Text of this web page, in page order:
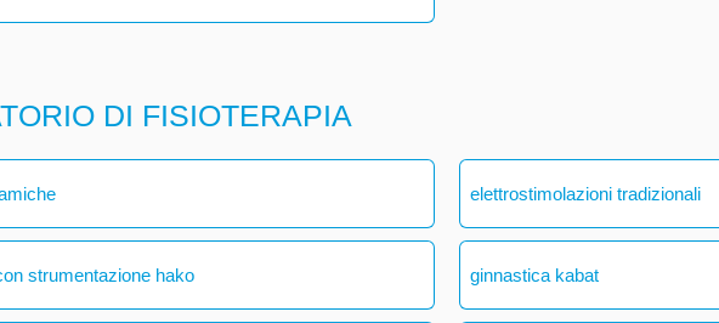
DI FISIOTERAPIA
elettrostimolazioni tradizionali
strumentazione hako ginnastica kabat